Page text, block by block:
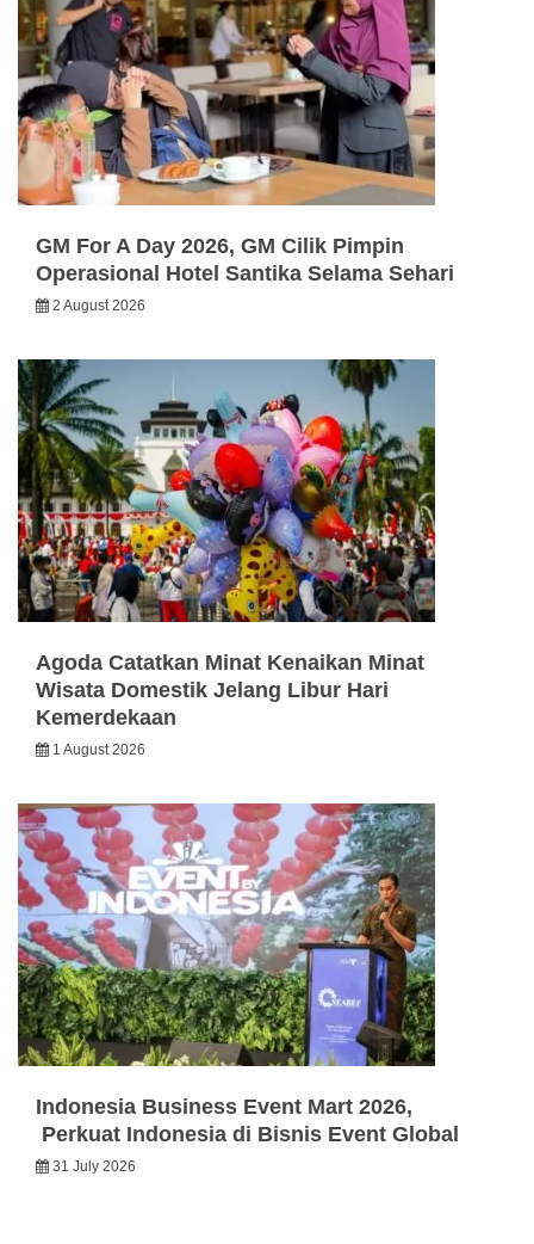
GM For A Day 2026, GM Cilik Pimpin
Operasional Hotel Santika Selama Sehari
2 August 2026
Agoda Catatkan Minat Kenaikan Minat
Wisata Domestik Jelang Libur Hari
Kemerdekaan
1 August 2026
Indonesia Business Event Mart 2026,
Perkuat Indonesia di Bisnis Event Global
31 July 2026